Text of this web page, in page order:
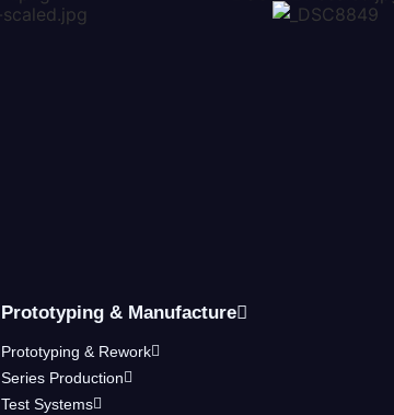
Prototyping & Manufacture
Prototyping & Rework
Series Production
Test Systems